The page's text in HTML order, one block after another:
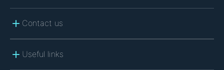
Contact us
Useful links